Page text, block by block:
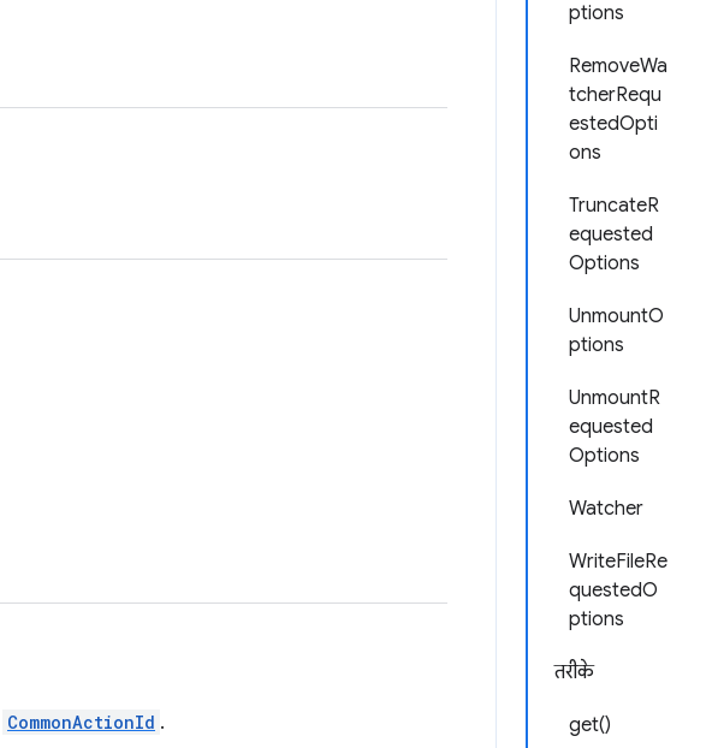
ptions
RemoveWa
tcherRequ
estedOpti
ons
TruncateR
equested
Options
UnmountO
ptions
UnmountR
equested
Options
Watcher
WriteFileRe
questedO
ptions
तरीके
get()
CommonActionId .